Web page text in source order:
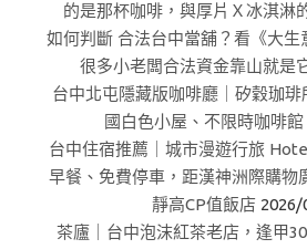
的是那杯咖啡，與厚片Ｘ冰淇淋
如何判斷 合法台中當舖？看《大生
很多小老闆合法資金靠山就是
台中北屯隱藏版咖啡廳｜矽穀珈
國白色小屋、不限時咖啡館
台中住宿推薦｜城市漫遊行旅
早餐、免費停車，距漢神洲際購物
靜高CP值飯店 2026/
茶廬｜台中泡沫紅茶老店，逢甲